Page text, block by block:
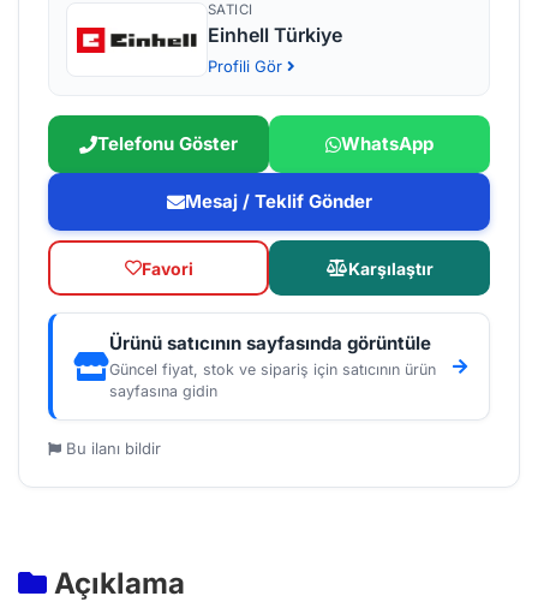
SATICI
Einhell Türkiye
Profili Gör
Telefonu Göster WhatsApp
Mesaj / Teklif Gönder
Favori Karşılaştır
Ürünü satıcının sayfasında görüntüle
Güncel fiyat, stok ve sipariş için satıcının ürün
sayfasına gidin
Bu ilanı bildir
Açıklama